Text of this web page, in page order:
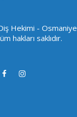
Hekimi - Osmaniye
hakları saklıdır.